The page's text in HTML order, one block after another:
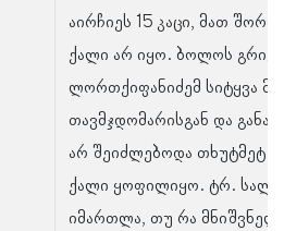
აირჩიეს 15 კაცი, მათ
ქალი არ იყო. ბოლოს
ლორთქიფანიძემ სიტყვა
თავმჯდომარისგან და
არ შეიძლებოდა თხუტმეტ
ქალი ყოფილიყო. ტრ.
იმართლა, თუ რა